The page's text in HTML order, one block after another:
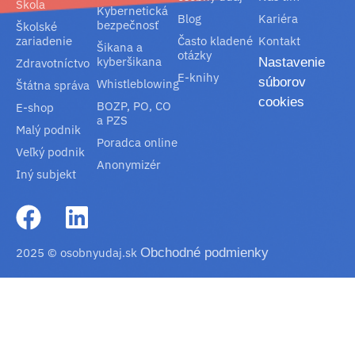
Škola
Školské
zariadenie
Zdravotníctvo
Štátna správa
E-shop
Malý podnik
Veľký podnik
Iný subjekt
Kybernetická
bezpečnosť
Šikana a
kyberšikana
Whistleblowing
BOZP, PO, CO
a PZS
Poradca online
Anonymizér
Blog
Často kladené
otázky
E-knihy
Kariéra
Kontakt
Nastavenie
súborov
cookies
2025 © osobnyudaj.sk Obchodné podmienky